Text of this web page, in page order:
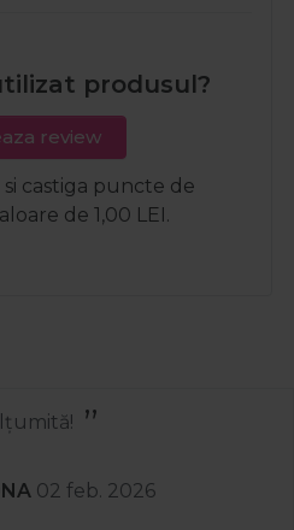
produsul?
review
castiga puncte de
de 1,00 LEI.
02 feb. 2026